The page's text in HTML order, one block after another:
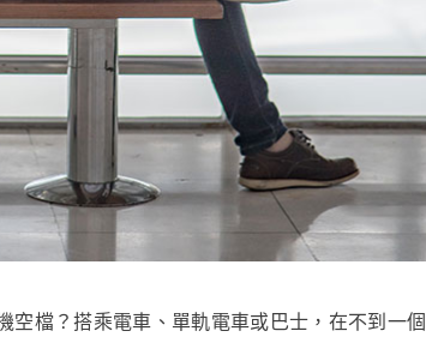
檔？搭乘電車、單軌電車或巴士，在不到一個